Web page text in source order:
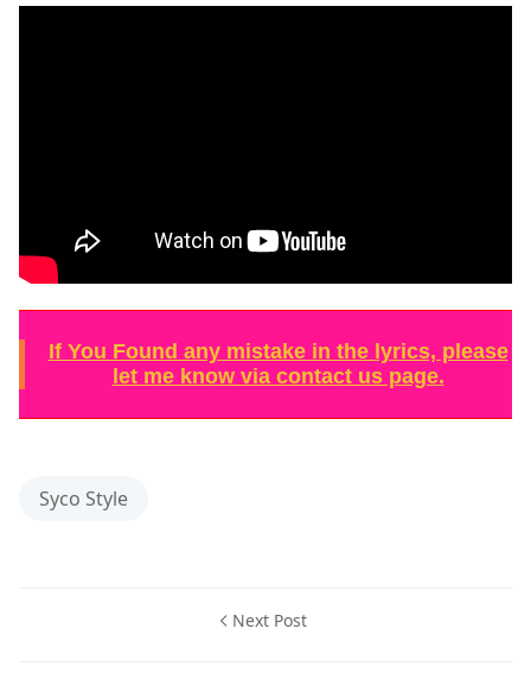
If You Found any mistake in the lyrics, please
let me know via contact us page.
Syco Style
Next Post